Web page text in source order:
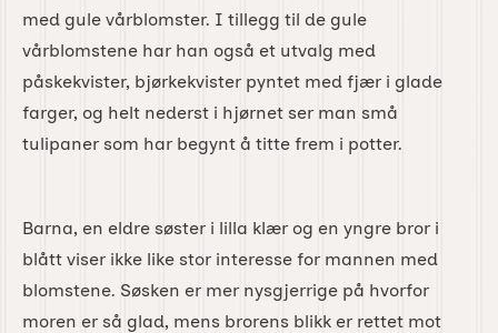
med gule vårblomster. I tillegg til de gule
vårblomstene har han også et utvalg med
påskekvister, bjørkekvister pyntet med fjær i glade
farger, og helt nederst i hjørnet ser man små
tulipaner som har begynt å titte frem i potter.
Barna, en eldre søster i lilla klær og en yngre bror i
blått viser ikke like stor interesse for mannen med
blomstene. Søsken er mer nysgjerrige på hvorfor
moren er så glad, mens brorens blikk er rettet mot